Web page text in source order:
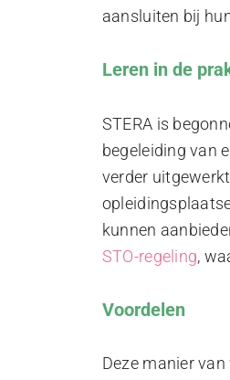
aansluiten bij
Leren in de
STERA is
begeleiding van
verder
kunnen
STO-regeling,
Voordelen
Deze manier